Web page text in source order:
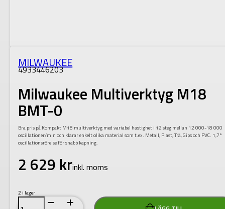
MILWAUKEE
4933446203
Milwaukee Multiverktyg M18
BMT-0
Bra pris på Kompakt M18 multiverktyg med variabel hastighet i 12 steg mellan 12 000-18 000
oscillationer/min och klarar enkelt olika material som t.ex. Metall, Plast, Trä, Gips och PVC. 1,7°
oscillationsrörelse för snabb kapning.
2 629 krinkl. moms
2 i lager
Milwaukee
Multiverktyg